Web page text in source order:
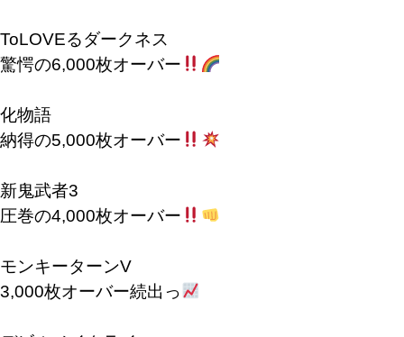
ToLOVEるダークネス
驚愕の6,000枚オーバー
化物語
納得の5,000枚オーバー
新鬼武者3
圧巻の4,000枚オーバー
モンキーターンV
3,000枚オーバー続出っ